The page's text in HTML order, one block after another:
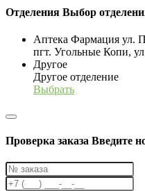
Отделения Выбор
Аптека Фармация ул.
пгт. Угольные Копи,
Другое
Другое отделение
Выбрать
Проверка заказа Введите